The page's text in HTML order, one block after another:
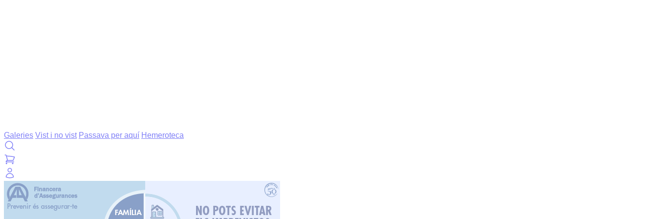
Galeries Vist i no vist Passava per aquí Hemeroteca